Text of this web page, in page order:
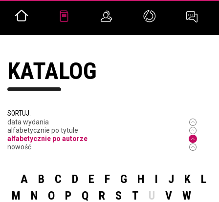
KATALOG
SORTUJ:
data wydania
alfabetycznie po tytule
alfabetycznie po autorze
nowość
A B C D E F G H I J K
L
M
N O P Q R S T U V
W